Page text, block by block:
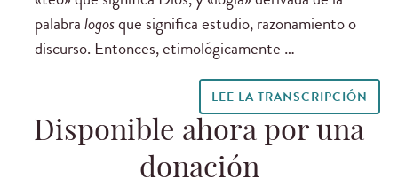
palabralogosque significa estudio, razonamiento o
discurso. Entonces, etimológicamente …
LEE LA TRANSCRIPCIÓN
Disponible ahora por una
donación